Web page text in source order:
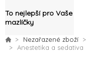
To nejlepší pro Vaše
mazlíčky
Nezařazené zboží
Anestetika a sedativa